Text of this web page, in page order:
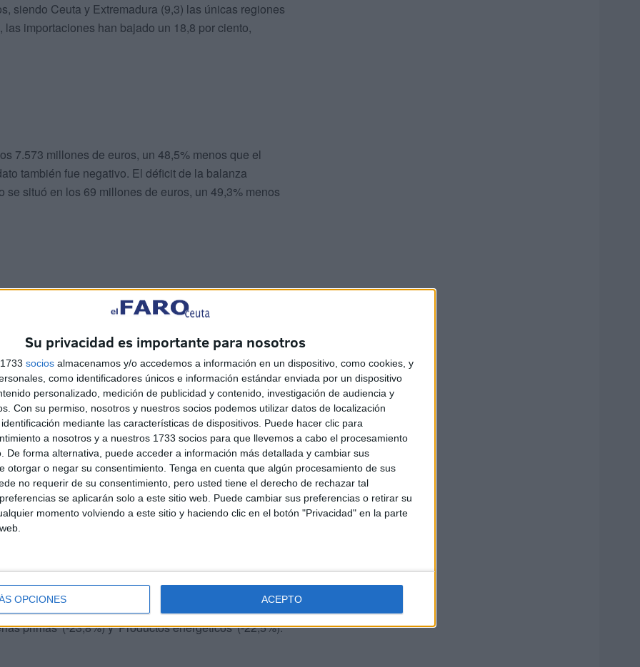
Su privacidad es importante para nosotros
socios almacenamos y/o accedemos a información en un dispositivo, como cookies, y
como identificadores únicos e información estándar enviada por un dispositivo
personalizado, medición de publicidad y contenido, investigación de audiencia y
Con su permiso, nosotros y nuestros socios podemos utilizar datos de localización
mediante las características de dispositivos. Puede hacer clic para
a nosotros y a nuestros 1733 socios para que llevemos a cabo el procesamiento
De forma alternativa, puede acceder a información más detallada y cambiar sus
otorgar o negar su consentimiento. Tenga en cuenta que algún procesamiento de sus
no requerir de su consentimiento, pero usted tiene el derecho de rechazar tal
se aplicarán solo a este sitio web. Puede cambiar sus preferencias o retirar su
momento volviendo a este sitio y haciendo clic en el botón "Privacidad" en la parte
OPCIONES ACEPTO
siendo Ceuta y Extremadura (9,3) las únicas regiones
importaciones han bajado un 18,8 por ciento,
7.573 millones de euros, un 48,5% menos que el
también fue negativo. El déficit de la balanza
situó en los 69 millones de euros, un 49,3% menos
otras economías europeas(-13,1% en la zona euro y
de países como Francia (-21,5%), Reino Unido
de Europa, también se redujeron las exportaciones de
6,2%).
fue el de alimentación, bebidas y tabaco.
de los sectores del automóvil, bienes de equipo,
millones de euros) corresponde a 'Bienes de equipo',
se encuentran 'Manufacturas de
(8,9%). Por otro lado, se reducen las
primas' (-23,8%) y 'Productos energéticos' (-22,5%).